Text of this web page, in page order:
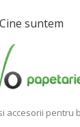
Cine suntem
accesorii pentru